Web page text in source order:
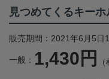
見つめてくるキーホ
販売期間：2021年6月5
一般： 1,430円